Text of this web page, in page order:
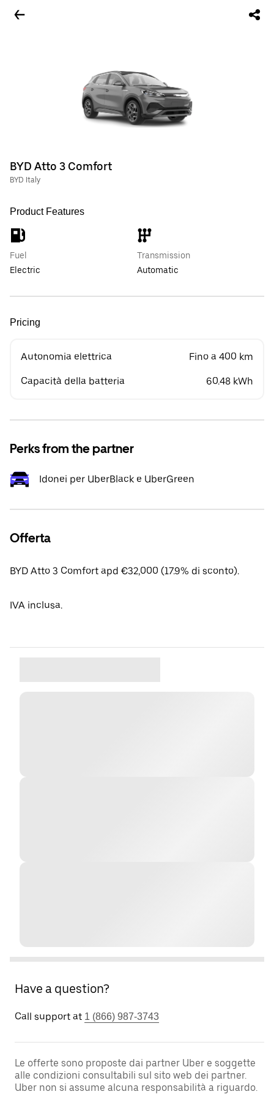
BYD Atto 3 Comfort
BYD Italy
Product Features
Fuel
Electric
Transmission
Automatic
Pricing
Autonomia elettrica Fino a 400 km
Capacità della batteria 60.48 kWh
Perks from the partner
Idonei per UberBlack e UberGreen
Offerta
BYD Atto 3 Comfort apd €32,000 (17.9% di sconto).
IVA inclusa.
Have a question?
Call support at 1 (866) 987-3743
Le offerte sono proposte dai partner Uber e soggette
alle condizioni consultabili sul sito web dei partner.
Uber non si assume alcuna responsabilità a riguardo.